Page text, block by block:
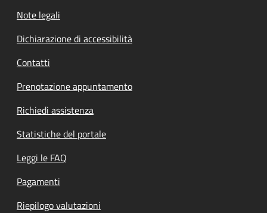
Note legali
Dichiarazione di accessibilità
Contatti
Prenotazione appuntamento
Richiedi assistenza
Statistiche del portale
Leggi le FAQ
Pagamenti
Riepilogo valutazioni